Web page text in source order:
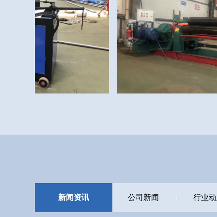
新闻资讯 公司新闻 | 行业